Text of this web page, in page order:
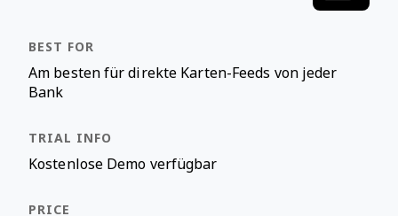
Am besten für direkte Karten-Feeds von jeder
Bank
Kostenlose Demo verfügbar